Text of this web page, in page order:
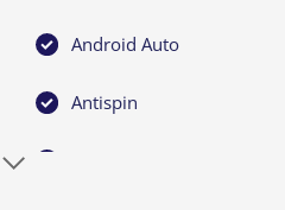
Android Auto
Antispin